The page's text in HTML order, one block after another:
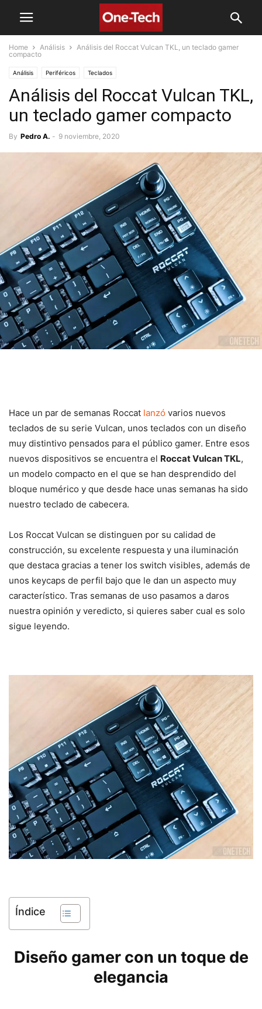
Home Análisis
Análisis del Roccat Vulcan TKL, un teclado gamer
compacto
Análisis Periféricos Teclados
Análisis del Roccat Vulcan TKL,
un teclado gamer compacto
By Pedro A. - 9 noviembre, 2020
Hace un par de semanas Roccat lanzó varios nuevos
teclados de su serie Vulcan, unos teclados con un diseño
muy distintivo pensados para el público gamer. Entre esos
nuevos dispositivos se encuentra el Roccat Vulcan TKL,
un modelo compacto en el que se han desprendido del
bloque numérico y que desde hace unas semanas ha sido
nuestro teclado de cabecera.
Los Roccat Vulcan se distinguen por su calidad de
construcción, su excelente respuesta y una iluminación
que destaca gracias a tener los switch visibles, además de
unos keycaps de perfil bajo que le dan un aspecto muy
característico. Tras semanas de uso pasamos a daros
nuestra opinión y veredicto, si quieres saber cual es solo
sigue leyendo.
Índice
Diseño gamer con un toque de
elegancia